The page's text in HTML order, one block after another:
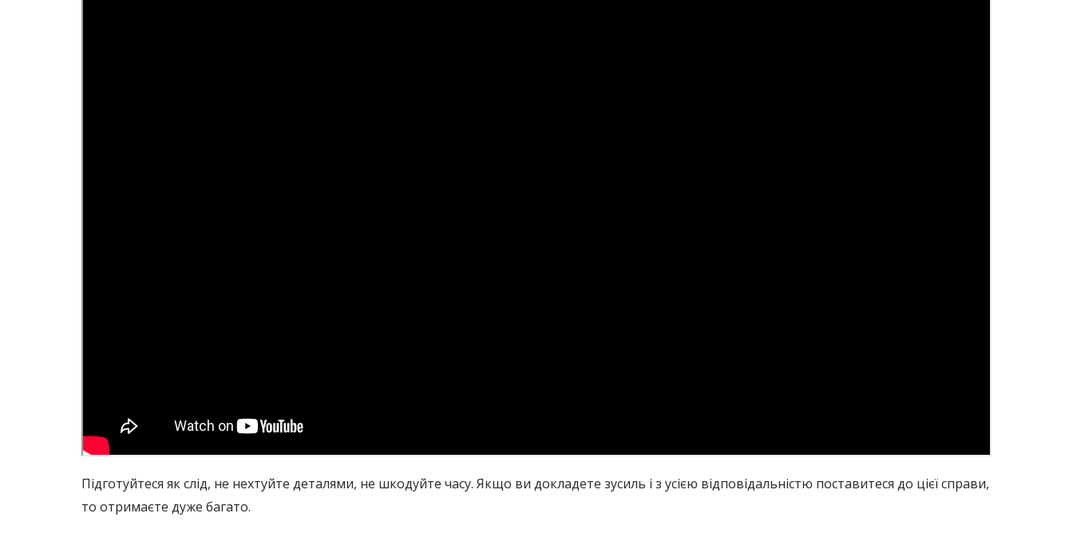
Підготуйтеся як слід, не нехтуйте деталями, не шкодуйте часу. Якщо ви докладете зусиль і з усією відповідальністю поставитеся до цієї справи,
то отримаєте дуже багато.